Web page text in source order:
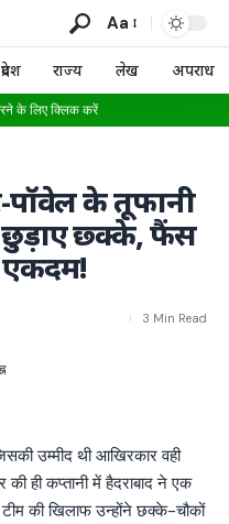
Aa
राज्य लेख अपराध
के लिए क्लिक करें
पॉवेल के तूफानी
छुड़ाए छ्क्के, फैंस
एकदम!
3 Min Read
उम्मीद थी आखिरकार वही
की ही कप्तानी में हैदराबाद ने एक
की खिलाफ उन्होंने छक्के-चौकों